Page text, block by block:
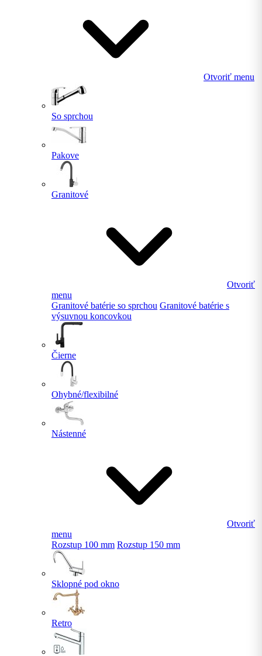
Otvoriť menu
So sprchou
Pakove
Granitové
Otvoriť
menu
Granitové batérie so sprchou Granitové batérie s
výsuvnou koncovkou
Čierne
Ohybné/flexibilné
Nástenné
Otvoriť
menu
Rozstup 100 mm Rozstup 150 mm
Sklopné pod okno
Retro